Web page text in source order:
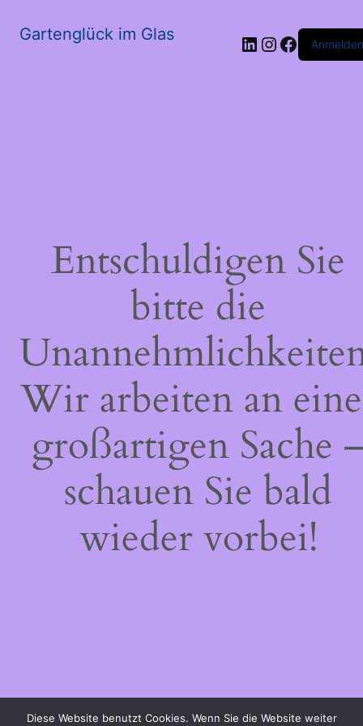
Gartenglück im Glas LinkedIn
Instagram
Anmelden
Entschuldigen Sie
bitte die
Wir arbeiten an
großartigen Sache
schauen Sie bald
wieder vorbei!
Diese Website benutzt Cookies. Wenn Sie die Website weiter